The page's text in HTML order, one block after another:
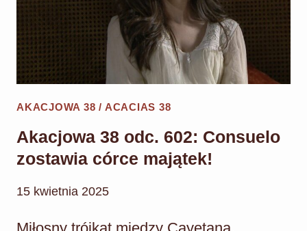
AKACJOWA 38 / ACACIAS 38
Akacjowa 38 odc. 602: Consuelo
zostawia córce majątek!
15 kwietnia 2025